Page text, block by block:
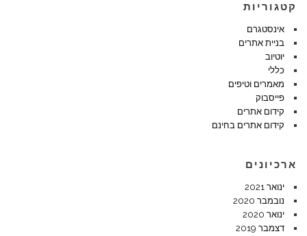
קטגוריות
אינסטגרם
בניית אתרים
יוטיוב
כללי
מאמרים וטיפים
פייסבוק
קידום אתרים
קידום אתרים בחינם
ארכיונים
ינואר 2021
נובמבר 2020
ינואר 2020
דצמבר 2019